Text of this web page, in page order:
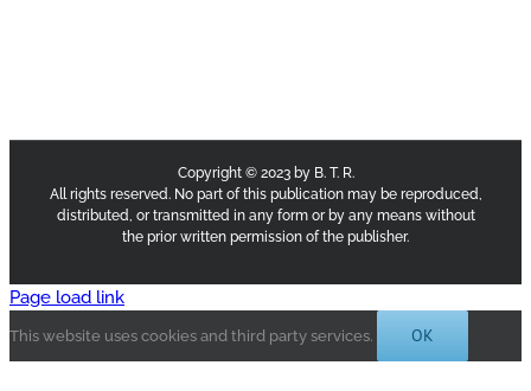
Copyright © 2023 by B. T. R.
All rights reserved. No part of this publication may be reproduced,
distributed, or transmitted in any form or by any means without
the prior written permission of the publisher.
Page load link
This website uses cookies and third party services. OK